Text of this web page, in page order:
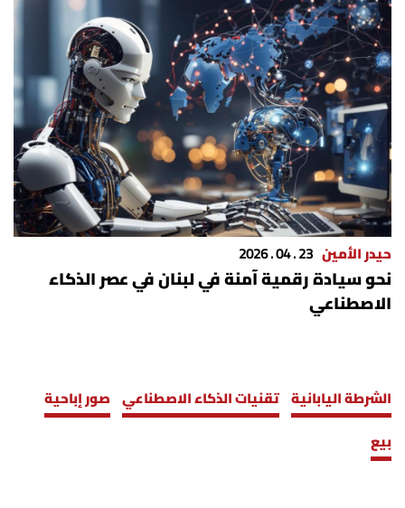
حيدر الأمين 23 . 04 . 2026
نحو سيادة رقمية آمنة في لبنان في عصر الذكاء
الاصطناعي
الشرطة اليابانية تقنيات الذكاء الاصطناعي صور إباحية
بيع